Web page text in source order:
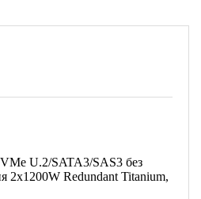
U.2/SATA3/SAS3 без
2x1200W Redundant Titanium,